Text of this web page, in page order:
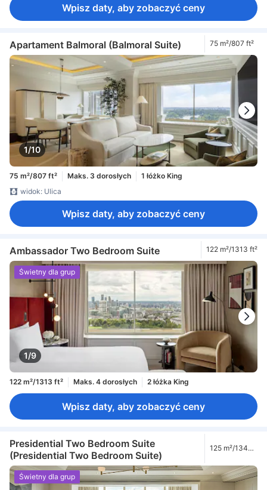
Wpisz daty, aby zobaczyć ceny
Apartament Balmoral (Balmoral Suite) 75 m²/807 ft²
1/10
75 m²/807 ft² Maks. 3 dorosłych
1 łóżko King
widok: Ulica
Wpisz daty, aby zobaczyć ceny
Ambassador Two Bedroom Suite 122 m²/1313 ft²
1/9
Świetny dla grup
122 m²/1313 ft² Maks. 4 dorosłych 2 łóżka King
Wpisz daty, aby zobaczyć ceny
Presidential Two Bedroom Suite
(Presidential Two Bedroom Suite)
125 m²/1345
Świetny dla grup